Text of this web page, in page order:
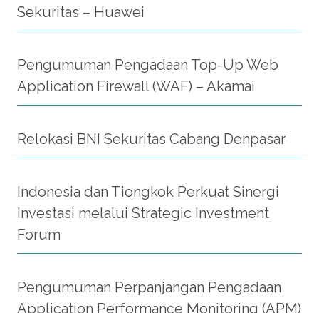
Sekuritas – Huawei
Pengumuman Pengadaan Top-Up Web
Application Firewall (WAF) – Akamai
Relokasi BNI Sekuritas Cabang Denpasar
Indonesia dan Tiongkok Perkuat Sinergi
Investasi melalui Strategic Investment
Forum
Pengumuman Perpanjangan Pengadaan
Application Performance Monitoring (APM)